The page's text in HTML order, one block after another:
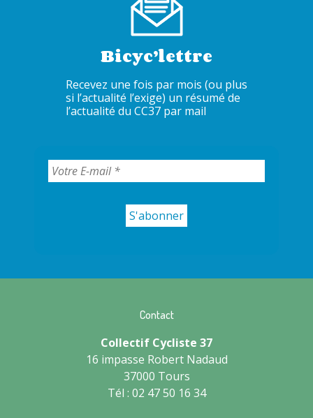
Bicyc’lettre
Recevez une fois par mois (ou plus
si l’actualité l’exige) un résumé de
l’actualité du CC37 par mail
Contact
Collectif Cycliste 37
16 impasse Robert Nadaud
37000 Tours
Tél : 02 47 50 16 34